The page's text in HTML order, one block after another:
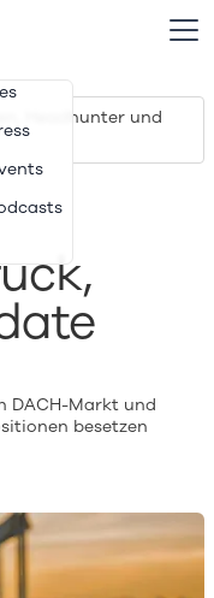
Headhunter und
DACH-Markt und
besetzen